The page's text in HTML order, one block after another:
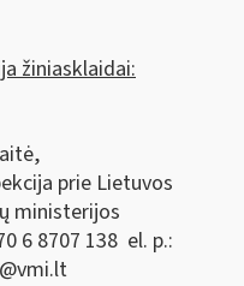
žiniasklaidai:
prie Lietuvos
ministerijos
6 8707 138 el. p.: